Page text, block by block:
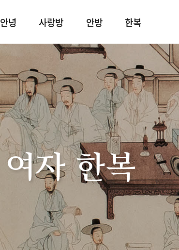
안녕 사랑방 안방 한복
여자 한복